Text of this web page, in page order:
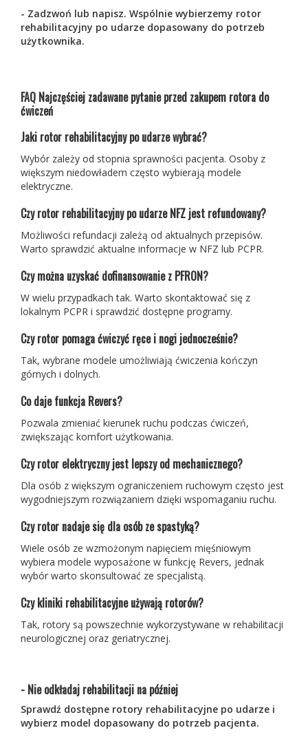
- Zadzwoń lub napisz. Wspólnie wybierzemy rotor
rehabilitacyjny po udarze dopasowany do potrzeb
użytkownika.
FAQ Najczęściej zadawane pytanie przed zakupem rotora do
ćwiczeń
Jaki rotor rehabilitacyjny po udarze wybrać?
Wybór zależy od stopnia sprawności pacjenta. Osoby z
większym niedowładem często wybierają modele
elektryczne.
Czy rotor rehabilitacyjny po udarze NFZ jest refundowany?
Możliwości refundacji zależą od aktualnych przepisów.
Warto sprawdzić aktualne informacje w NFZ lub PCPR.
Czy można uzyskać dofinansowanie z PFRON?
W wielu przypadkach tak. Warto skontaktować się z
lokalnym PCPR i sprawdzić dostępne programy.
Czy rotor pomaga ćwiczyć ręce i nogi jednocześnie?
Tak, wybrane modele umożliwiają ćwiczenia kończyn
górnych i dolnych.
Co daje funkcja Revers?
Pozwala zmieniać kierunek ruchu podczas ćwiczeń,
zwiększając komfort użytkowania.
Czy rotor elektryczny jest lepszy od mechanicznego?
Dla osób z większym ograniczeniem ruchowym często jest
wygodniejszym rozwiązaniem dzięki wspomaganiu ruchu.
Czy rotor nadaje się dla osób ze spastyką?
Wiele osób ze wzmożonym napięciem mięśniowym
wybiera modele wyposażone w funkcję Revers, jednak
wybór warto skonsultować ze specjalistą.
Czy kliniki rehabilitacyjne używają rotorów?
Tak, rotory są powszechnie wykorzystywane w rehabilitacji
neurologicznej oraz geriatrycznej.
- Nie odkładaj rehabilitacji na później
Sprawdź dostępne rotory rehabilitacyjne po udarze i
wybierz model dopasowany do potrzeb pacjenta.